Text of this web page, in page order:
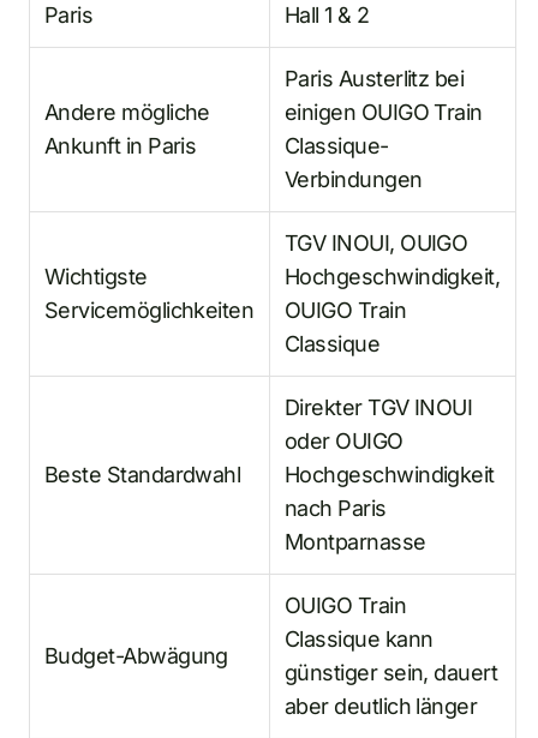
Paris
Hall 1 & 2
Andere mögliche
Ankunft in Paris
Paris Austerlitz bei
einigen OUIGO Train
Classique-
Verbindungen
Wichtigste
Servicemöglichkeiten
TGV INOUI, OUIGO
Hochgeschwindigkeit,
OUIGO Train
Classique
Beste Standardwahl
Direkter TGV INOUI
oder OUIGO
Hochgeschwindigkeit
nach Paris
Montparnasse
Budget-Abwägung
OUIGO Train
Classique kann
günstiger sein, dauert
aber deutlich länger